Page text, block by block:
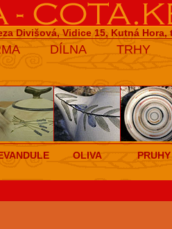
Divišová, Vidice 15, Kutná Hora,
DÍLNA TRHY
OLIVA PRUHY